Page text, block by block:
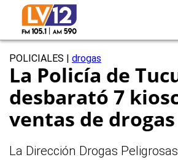
POLICIALES drogas
La Policía de
desbarató 7
ventas de drogas
La Dirección Drogas